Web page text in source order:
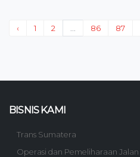
‹ 1 2 86 87
BISNIS KAMI
Trans Sumatera
Operasi dan Pemeliharaan Jalan